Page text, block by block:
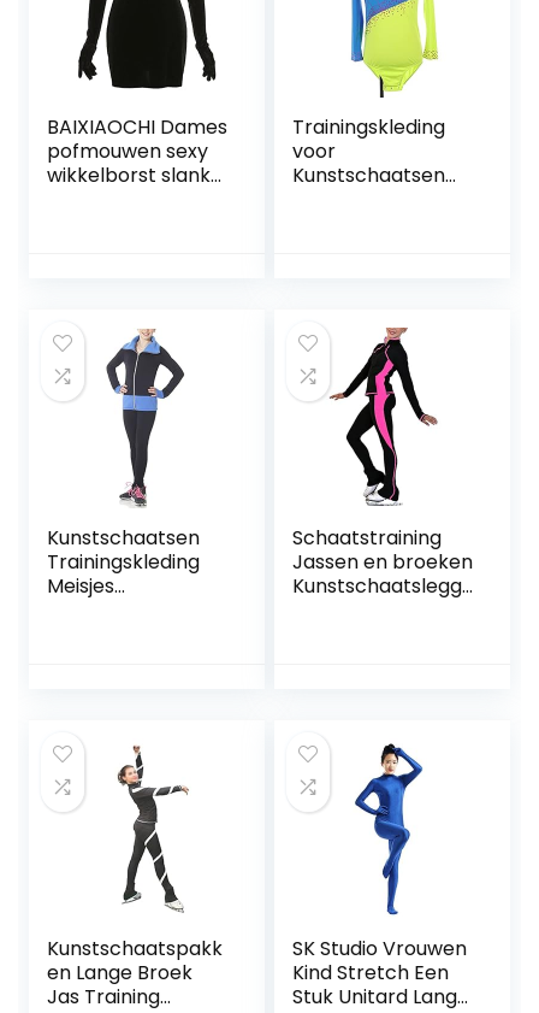
BAIXIAOCHI Dames
pofmouwen sexy
wikkelborst slanke
Trainingskleding
voor
Kunstschaatsen
Drilling Jacket
(Color : Green, Size
: 3XL)
Kunstschaatsen
Trainingskleding
Meisjes
Dames(Size:155,Col
or:zwart)
Schaatstraining
Jassen en broeken
Kunstschaatsleggi
Kunstschaatspakk
en Lange Broek
Jas Training
SK Studio Vrouwen
Kind Stretch Een
Stuk Unitard Lange